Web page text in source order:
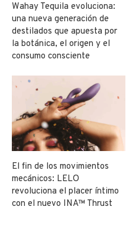
Wahay Tequila evoluciona:
una nueva generación de
destilados que apuesta por
la botánica, el origen y el
consumo consciente
El fin de los movimientos
mecánicos: LELO
revoluciona el placer íntimo
con el nuevo INA™ Thrust